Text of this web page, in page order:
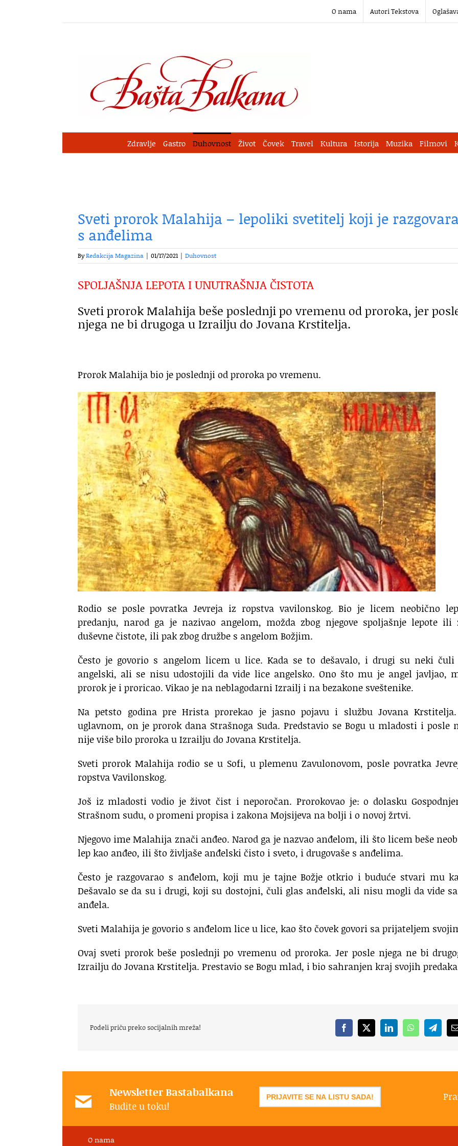
O nama Autori Tekstova
Zdravlje Gastro Duhovnost Život Čovek Travel Kultura Istorija Muzika Filmovi
Sveti prorok Malahija – lepoliki svetitelj koji je
s anđelima
ByRedakcija Magazina | 01/17/2021 | Duhovnost
SPOLJAŠNJA LEPOTA I UNUTRAŠNJA ČISTOTA
Sveti prorok Malahija beše poslednji po vremenu od proroka, jer
njega ne bi drugoga u Izrailju do Jovana Krstitelja.
Prorok Malahija bio je poslednji od proroka po vremenu.
Rodio se posle povratka Jevreja iz ropstva vavilonskog. Bio je licem neobično
predanju, narod ga je nazivao angelom, možda zbog njegove spoljašnje lepote ili
duševne čistote, ili pak zbog družbe s angelom Božjim.
Često je govorio s angelom licem u lice. Kada se to dešavalo, i drugi su neki čuli
angelski, ali se nisu udostojili da vide lice angelsko. Ono što mu je angel javljao,
prorok je i proricao. Vikao je na neblagodarni Izrailj i na bezakone sveštenike.
Na petsto godina pre Hrista prorekao je jasno pojavu i službu Jovana
uglavnom, on je prorok dana Strašnoga Suda. Predstavio se Bogu u mladosti i posle
nije više bilo proroka u Izrailju do Jovana Krstitelja.
Sveti prorok Malahija rodio se u Sofi, u plemenu Zavulonovom, posle povratka
ropstva Vavilonskog.
Još iz mladosti vodio je život čist i neporočan. Prorokovao je: o dolasku
Strašnom sudu, o promeni propisa i zakona Mojsijeva na bolji i o novoj žrtvi.
Njegovo ime Malahija znači anđeo. Narod ga je nazvao anđelom, ili što licem beše
lep kao anđeo, ili što življaše anđelski čisto i sveto, i drugovaše s anđelima.
Često je razgovarao s anđelom, koji mu je tajne Božje otkrio i buduće stvari mu
Dešavalo se da su i drugi, koji su dostojni, čuli glas anđelski, ali nisu mogli da vide
anđela.
Sveti Malahija je govorio s anđelom lice u lice, kao što čovek govori sa prijateljem
Ovaj sveti prorok beše poslednji po vremenu od proroka. Jer posle njega ne bi
Izrailju do Jovana Krstitelja. Prestavio se Bogu mlad, i bio sahranjen kraj svojih
Podeli priču preko socijalnih mreža! Facebook
X LinkedInWhatsApp
Newsletter Bastabalkana
Budite u toku!
PRIJAVITE SE NA LISTU SADA!
O nama